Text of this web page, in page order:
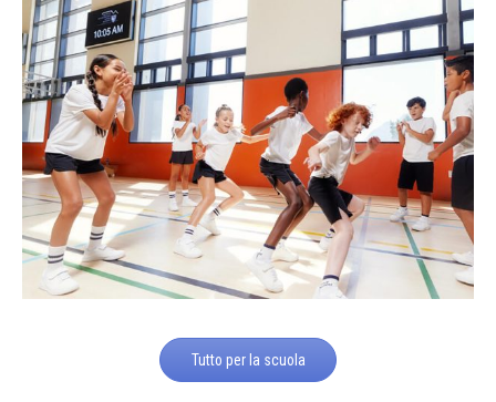
Tutto per la scuola